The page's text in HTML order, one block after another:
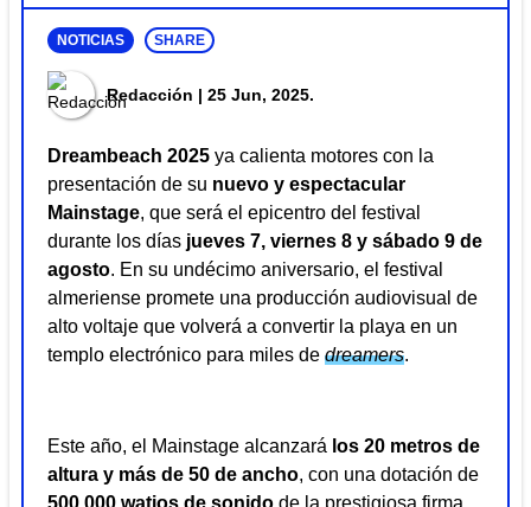
NOTICIAS SHARE
Redacción | 25 Jun, 2025.
Dreambeach 2025 ya calienta motores con la
presentación de su nuevo y espectacular
Mainstage, que será el epicentro del festival
durante los días jueves 7, viernes 8 y sábado 9 de
agosto. En su undécimo aniversario, el festival
almeriense promete una producción audiovisual de
alto voltaje que volverá a convertir la playa en un
templo electrónico para miles de dreamers.
Este año, el Mainstage alcanzará los 20 metros de
altura y más de 50 de ancho, con una dotación de
500.000 watios de sonido de la prestigiosa firma